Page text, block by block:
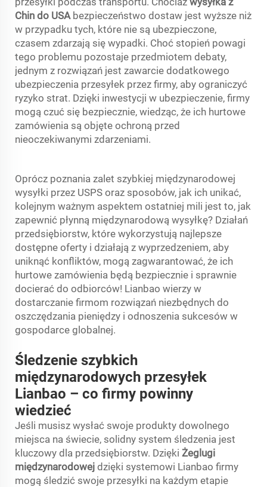
Chin do USA bezpieczeństwo dostaw jest wyższe niż
w przypadku tych, które nie są ubezpieczone,
czasem zdarzają się wypadki. Choć stopień powagi
tego problemu pozostaje przedmiotem debaty,
jednym z rozwiązań jest zawarcie dodatkowego
ubezpieczenia przesyłek przez firmy, aby ograniczyć
ryzyko strat. Dzięki inwestycji w ubezpieczenie, firmy
mogą czuć się bezpiecznie, wiedząc, że ich hurtowe
zamówienia są objęte ochroną przed
nieoczekiwanymi zdarzeniami.
Oprócz poznania zalet szybkiej międzynarodowej
wysyłki przez USPS oraz sposobów, jak ich unikać,
kolejnym ważnym aspektem ostatniej mili jest to, jak
zapewnić płynną międzynarodową wysyłkę? Działań
przedsiębiorstw, które wykorzystują najlepsze
dostępne oferty i działają z wyprzedzeniem, aby
uniknąć konfliktów, mogą zagwarantować, że ich
hurtowe zamówienia będą bezpiecznie i sprawnie
docierać do odbiorców! Lianbao wierzy w
dostarczanie firmom rozwiązań niezbędnych do
oszczędzania pieniędzy i odnoszenia sukcesów w
gospodarce globalnej.
Śledzenie szybkich
międzynarodowych przesyłek
Lianbao – co firmy powinny
wiedzieć
Jeśli musisz wysłać swoje produkty dowolnego
miejsca na świecie, solidny system śledzenia jest
kluczowy dla przedsiębiorstw. Dzięki Żeglugi
międzynarodowej dzięki systemowi Lianbao firmy
mogą śledzić swoje przesyłki na każdym etapie